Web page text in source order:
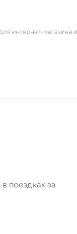
интернет-магазина
поездках за